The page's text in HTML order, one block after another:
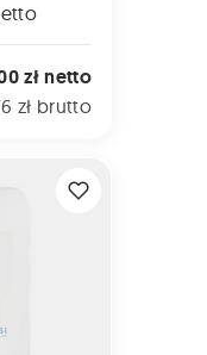
zł netto
zł brutto